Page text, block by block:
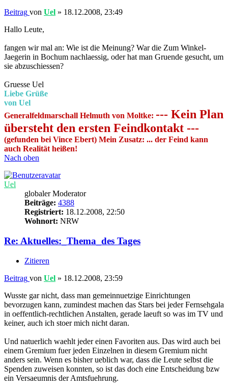
Beitrag von Uel » 18.12.2008, 23:49
Hallo Leute,
fangen wir mal an: Wie ist die Meinung? War die Zum Winkel-
Jaegerin in Bochum nachlaessig, oder hat man Gruende gesucht, um
sie abzuschiessen?
Gruesse Uel
Liebe Grüße
von Uel
Generalfeldmarschall Helmuth von Moltke: --- Kein Plan
übersteht den ersten Feindkontakt ---
(gefunden bei Vince Ebert) Mein Zusatz: ... der Feind kann
auch Realität heißen!
Nach oben
Uel
globaler Moderator
Beiträge: 4388
Registriert: 18.12.2008, 22:50
Wohnort: NRW
Re: Aktuelles:_Thema_des Tages
Zitieren
Beitrag von Uel » 18.12.2008, 23:59
Wusste gar nicht, dass man gemeinnuetzige Einrichtungen
bevorzugen kann, zumindest machen das Stars bei jeder Fernsehgala
in oeffentlich-rechtlichen Anstalten, gerade laeuft so was im TV und
keiner, auch ich stoer mich nicht daran.
Und natuerlich waehlt jeder einen Favoriten aus. Das wird auch bei
einem Gremium fuer jeden Einzelnen in diesem Gremium nicht
anders sein. Wenn es bisher ueblich war, dass die Leute selbst die
Spenden zuweisen konnten, so ist das doch eine Entscheidung bzw
ein Versaeumnis der Amtsfuehrung.